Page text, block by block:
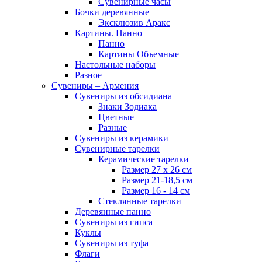
Бочки деревянные
Эксклюзив Аракс
Картины. Панно
Панно
Картины Объемные
Настольные наборы
Разное
Сувениры – Армения
Сувениры из обсидиана
Знаки Зодиака
Цветные
Разные
Сувениры из керамики
Сувенирные тарелки
Керамические тарелки
Размер 27 х 26 см
Размер 21-18,5 см
Размер 16 - 14 см
Стеклянные тарелки
Деревянные панно
Сувениры из гипса
Куклы
Сувениры из туфа
Флаги